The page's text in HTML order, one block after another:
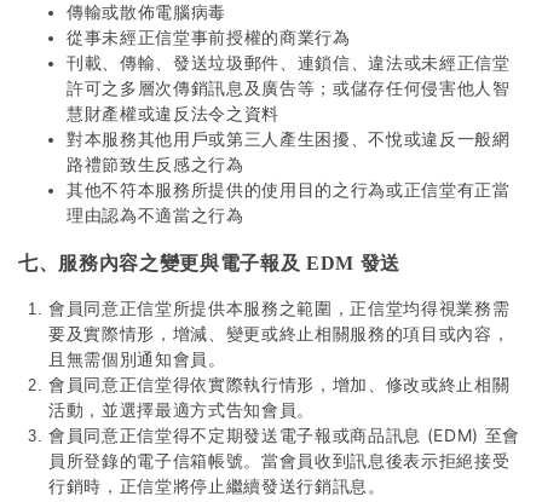
傳輸或散佈電腦病毒
從事未經正信堂事前授權的商業行為
刊載、傳輸、發送垃圾郵件、連鎖信、違法或未經正信堂
許可之多層次傳銷訊息及廣告等；或儲存任何侵害他人智
慧財產權或違反法令之資料
對本服務其他用戶或第三人產生困擾、不悅或違反一般網
路禮節致生反感之行為
其他不符本服務所提供的使用目的之行為或正信堂有正當
理由認為不適當之行為
七、服務內容之變更與電子報及 EDM 發送
會員同意正信堂所提供本服務之範圍，正信堂均得視業務需
要及實際情形，增減、變更或終止相關服務的項目或內容，
且無需個別通知會員。
會員同意正信堂得依實際執行情形，增加、修改或終止相關
活動，並選擇最適方式告知會員。
會員同意正信堂得不定期發送電子報或商品訊息 (EDM) 至會
員所登錄的電子信箱帳號。當會員收到訊息後表示拒絕接受
行銷時，正信堂將停止繼續發送行銷訊息。